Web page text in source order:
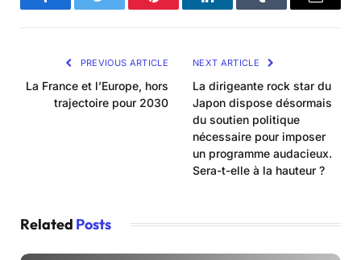
FacebookTwitter Pinterest LinkedInTumblr Email
PREVIOUS ARTICLE
La France et l’Europe, hors
trajectoire pour 2030
NEXT ARTICLE
La dirigeante rock star du
Japon dispose désormais
du soutien politique
nécessaire pour imposer
un programme audacieux.
Sera-t-elle à la hauteur ?
Related Posts